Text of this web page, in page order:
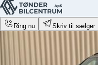
Ring nu Skriv til sælger